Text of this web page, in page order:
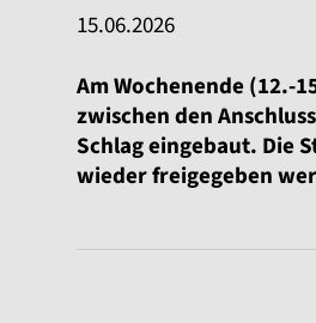
15.06.2026
Am Wochenende (12.-
zwischen den
Schlag eingebaut. Die
wieder freigegeben